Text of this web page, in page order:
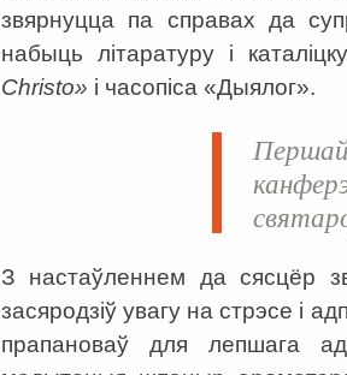
звярнуцца па справах да
набыць літаратуру і
Christo» і часопіса «Дыялог».
З настаўленнем да сясцёр
засяродзіў увагу на стрэсе і
прапановаў для лепшага